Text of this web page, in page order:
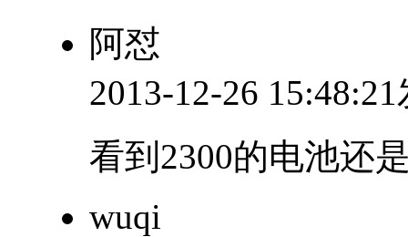
阿怼
2013-12-26
看到2300的电池还
wuqi